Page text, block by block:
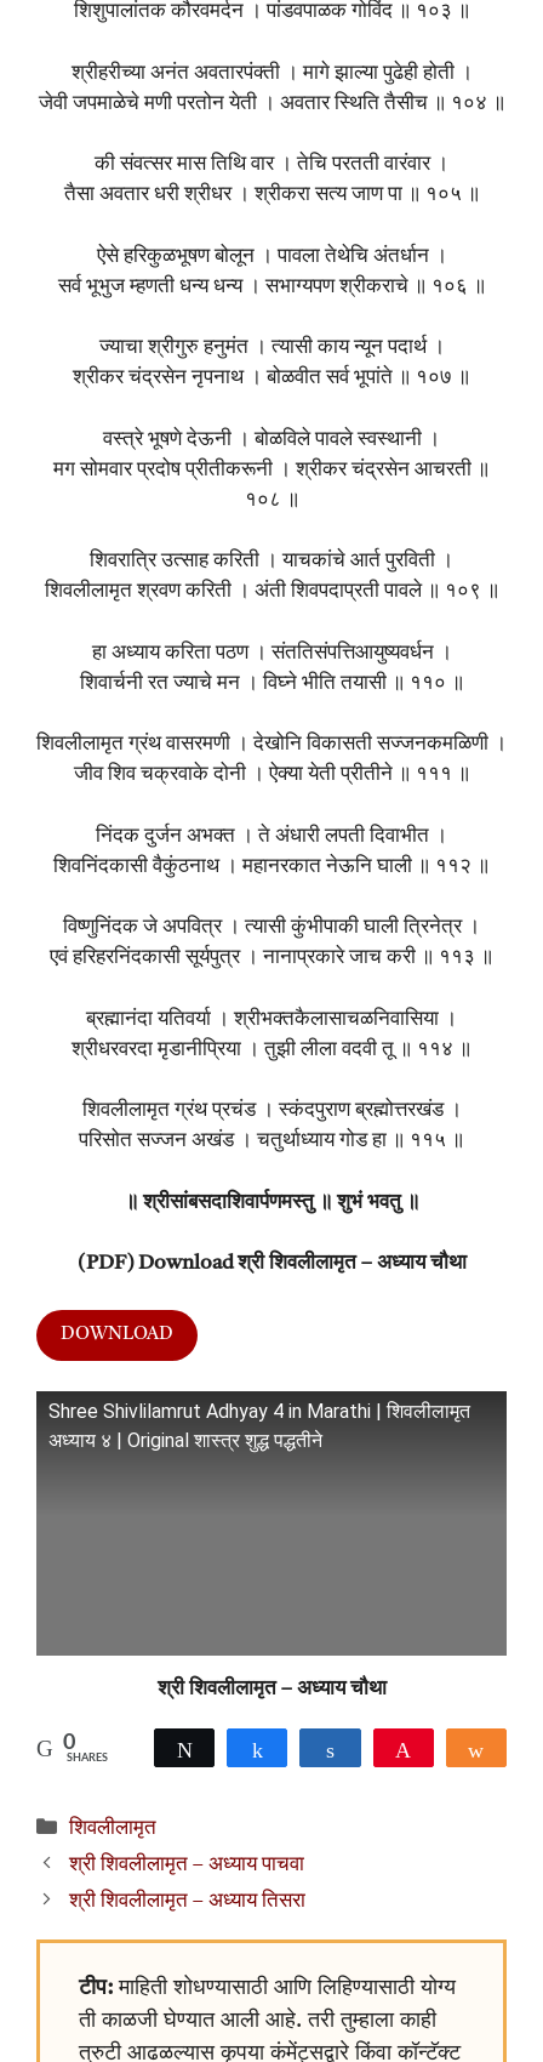
शिशुपालांतक कौरवमर्दन । पांडवपाळक गोविंद ॥ १०३ ॥
श्रीहरीच्या अनंत अवतारपंक्ती । मागे झाल्या पुढेही होती ।
जेवी जपमाळेचे मणी परतोन येती । अवतार स्थिति तैसीच ॥ १०४ ॥
की संवत्सर मास तिथि वार । तेचि परतती वारंवार ।
तैसा अवतार धरी श्रीधर । श्रीकरा सत्य जाण पा ॥ १०५ ॥
ऐसे हरिकुळभूषण बोलून । पावला तेथेचि अंतर्धान ।
सर्व भूभुज म्हणती धन्य धन्य । सभाग्यपण श्रीकराचे ॥ १०६ ॥
ज्याचा श्रीगुरु हनुमंत । त्यासी काय न्यून पदार्थ ।
श्रीकर चंद्रसेन नृपनाथ । बोळवीत सर्व भूपांते ॥ १०७ ॥
वस्त्रे भूषणे देऊनी । बोळविले पावले स्वस्थानी ।
मग सोमवार प्रदोष प्रीतीकरूनी । श्रीकर चंद्रसेन आचरती ॥
१०८ ॥
शिवरात्रि उत्साह करिती । याचकांचे आर्त पुरविती ।
शिवलीलामृत श्रवण करिती । अंती शिवपदाप्रती पावले ॥ १०९ ॥
हा अध्याय करिता पठण । संततिसंपत्तिआयुष्यवर्धन ।
शिवार्चनी रत ज्याचे मन । विघ्ने भीति तयासी ॥ ११० ॥
शिवलीलामृत ग्रंथ वासरमणी । देखोनि विकासती सज्जनकमळिणी ।
जीव शिव चक्रवाके दोनी । ऐक्या येती प्रीतीने ॥ १११ ॥
निंदक दुर्जन अभक्त । ते अंधारी लपती दिवाभीत ।
शिवनिंदकासी वैकुंठनाथ । महानरकात नेऊनि घाली ॥ ११२ ॥
विष्णुनिंदक जे अपवित्र । त्यासी कुंभीपाकी घाली त्रिनेत्र ।
एवं हरिहरनिंदकासी सूर्यपुत्र । नानाप्रकारे जाच करी ॥ ११३ ॥
ब्रह्मानंदा यतिवर्या । श्रीभक्तकैलासाचळनिवासिया ।
श्रीधरवरदा मृडानीप्रिया । तुझी लीला वदवी तू ॥ ११४ ॥
शिवलीलामृत ग्रंथ प्रचंड । स्कंदपुराण ब्रह्मोत्तरखंड ।
परिसोत सज्जन अखंड । चतुर्थाध्याय गोड हा ॥ ११५ ॥
॥ श्रीसांबसदाशिवार्पणमस्तु ॥ शुभं भवतु ॥
(PDF) Download श्री शिवलीलामृत – अध्याय चौथा
DOWNLOAD
Shree Shivlilamrut Adhyay 4 in Marathi | शिवलीलामृत
अध्याय ४ | Original शास्त्र शुद्ध पद्धतीने
श्री शिवलीलामृत – अध्याय चौथा
0
SHARES
Tweet Share
Categories
शिवलीलामृत
श्री शिवलीलामृत – अध्याय पाचवा
श्री शिवलीलामृत – अध्याय तिसरा
टीप: माहिती शोधण्यासाठी आणि लिहिण्यासाठी योग्य
ती काळजी घेण्यात आली आहे. तरी तुम्हाला काही
त्रुटी आढळल्यास कृपया कंमेंट्सद्वारे किंवा कॉन्टॅक्ट